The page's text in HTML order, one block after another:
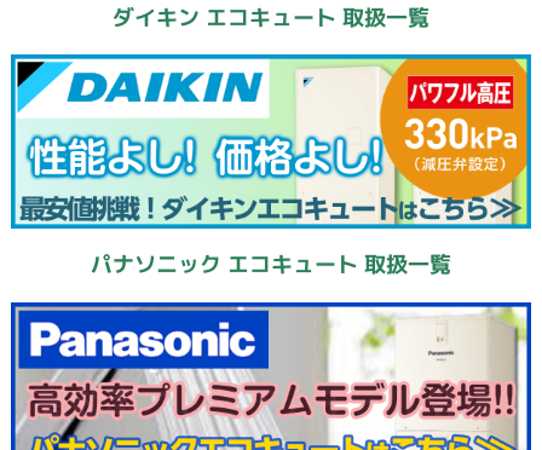
ダイキン エコキュート 取扱一覧
パナソニック エコキュート 取扱一覧